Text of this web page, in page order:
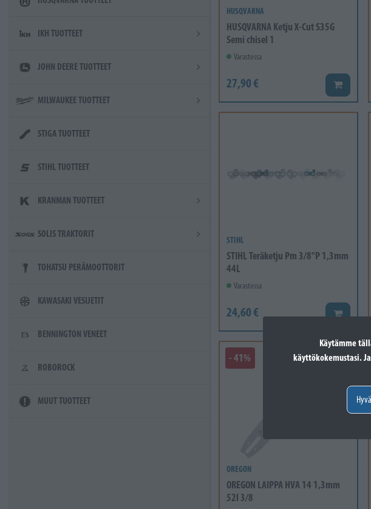
Käytämme
käyttökokemustasi.
IKH TUOTTEET
JOHN DEERE TUOTTEET
MILWAUKEE TUOTTEET
STIGA TUOTTEET
STIHL TUOTTEET
KRANMAN TUOTTEET
SOLIS TRAKTORIT
TOHATSU PERÄMOOTTORIT
KAWASAKI VESIJETIT
BENNINGTON VENEET
ROBOROCK
MUUT TUOTTEET
HUSQVARNA
HUSQVARNA Ketju X-Cut S35G
Semi chisel 1
Varastossa
27,90 € Lisää
STIHL
STIHL Teräketju Pm 3/8"P 1,3mm
44L
Varastossa
24,60 € Lisää
- 41%
OREGON
OREGON LAIPPA HVA 14 1,3mm
52l 3/8